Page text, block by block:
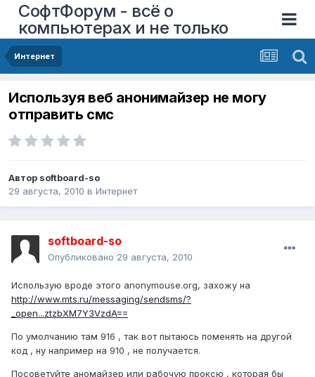
СофтФорум - всё о
компьютерах и не только
Интернет
Используя веб анонимайзер не могу
отправить смс
Автор softboard-so
29 августа, 2010 в Интернет
softboard-so
Опубликовано 29 августа, 2010
Использую вроде этого anonymouse.org, захожу на
http://www.mts.ru/messaging/sendsms/?
_open...ztzbXM7Y3VzdA==
По умолчанию там 916 , так вот пытаюсь поменять на другой
код , ну например на 910 , не получается.
Посоветуйте аномайзер или рабочую проксю , которая бы